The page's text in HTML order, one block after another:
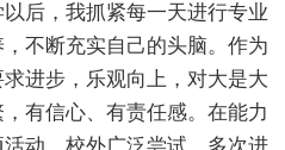
后，我抓紧每一天进行专业
不断充实自己的头脑。作为
进步，乐观向上，对大是大
有信心、有责任感。在能力